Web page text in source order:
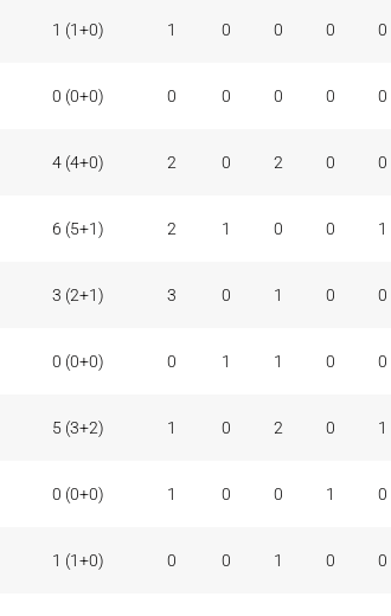
1 (1+0) 1 0 0 0 0
0 (0+0) 0 0 0 0 0
4 (4+0) 2 0 2 0 0
6 (5+1) 2 1 0 0 1
3 (2+1) 3 0 1 0 0
0 (0+0) 0 1 1 0 0
5 (3+2) 1 0 2 0 1
0 (0+0) 1 0 0 1 0
1 (1+0) 0 0 1 0 0